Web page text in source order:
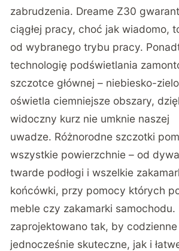
zabrudzenia. Dreame Z30
ciągłej pracy, choć jak wiadomo,
od wybranego trybu pracy.
technologię podświetlania
szczotce głównej – niebiesko-
oświetla ciemniejsze obszary,
widoczny kurz nie umknie naszej
uwadze. Różnorodne szczotki
wszystkie powierzchnie – od
twarde podłogi i wszelkie
końcówki, przy pomocy których
meble czy zakamarki samochodu.
zaprojektowano tak, by codzienne
jednocześnie skuteczne, jak i